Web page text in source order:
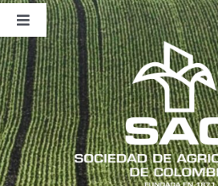
Saltar
contenido
Toggle
Navigation
Nosotros
Publicaciones
Sala de Prensa
Eventos